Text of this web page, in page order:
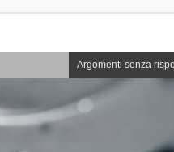
Argomenti senza